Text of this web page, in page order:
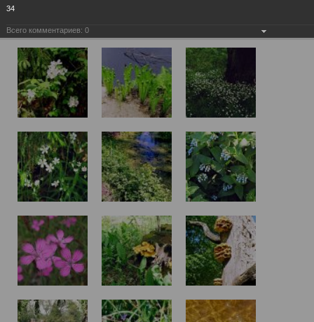
34
Всего комментариев: 0